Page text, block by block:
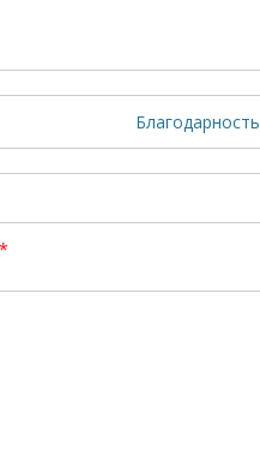
Благодарность
*